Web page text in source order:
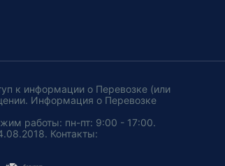
к информации о Перевозке (или
Информация о Перевозке
работы: пн-пт: 9:00 - 17:00.
Контакты: